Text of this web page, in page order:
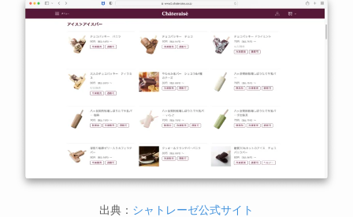
出典： シャトレーゼ公式サイト